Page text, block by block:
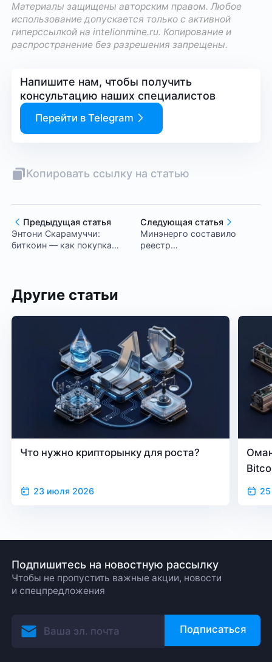
Материалы защищены авторским правом. Любое
использование допускается только с активной
гиперссылкой наintelionmine.ru. Копирование и
распространение без разрешения запрещены.
Напишите нам, чтобы получить
консультацию наших специалистов
Перейти в Telegram
Копировать ссылку на статью
Предыдущая статья
Энтони Скарамуччи:
биткоин — как покупка
Следующая статья
Минэнерго составило
реестр
Другие статьи
Что нужно крипторынку для роста?
23 июля 2026
Подпишитесь на новостную рассылку
Чтобы не пропустить важные акции, новости
и спецпредложения
Подписаться